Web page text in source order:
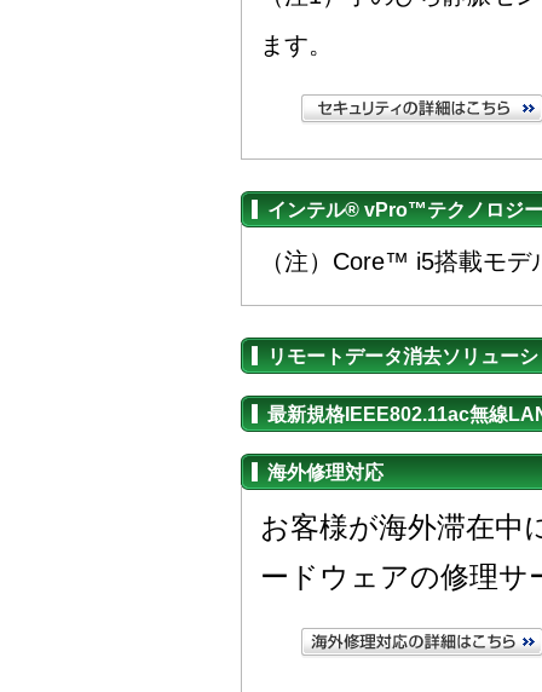
ます。
インテル® vPro™テクノロジ
（注）Core™ i5搭載モデ
リモートデータ消去ソリュー
最新規格IEEE802.11ac無線
海外修理対応
お客様が海外滞在中
ードウェアの修理サ